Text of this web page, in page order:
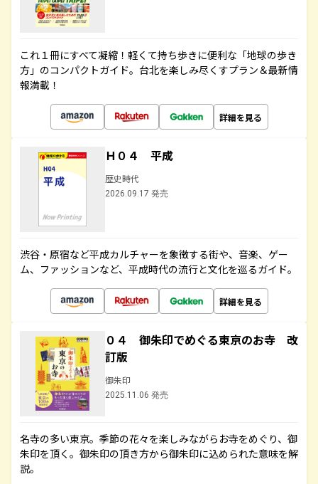
これ１冊にすべて凝縮！軽くて持ち歩きに便利な「地球の歩き
方」のコンパクトガイド。台北を楽しみ尽くすプラン＆最新情
報満載！
詳細を見る
Ｈ０４ 平成
歴史時代
2026.09.17 発売
渋谷・原宿など平成カルチャーを象徴する街や、音楽、ゲー
ム、ファッションなど、平成時代の流行と文化を巡るガイド。
詳細を見る
０４ 御朱印でめぐる東京のお寺 改
訂版
御朱印
2025.11.06 発売
名寺の多い東京。季節の花々を楽しみながらお寺をめぐり、御
朱印を頂く。御朱印の頂き方から御朱印に込められた意味を解
説。